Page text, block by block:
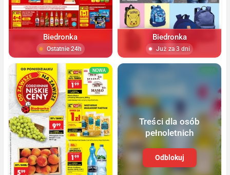
Biedronka
Ostatnie 24h
Biedronka
Już za 3 dni
NOWA
Treści dla osób
pełnoletnich
Odblokuj